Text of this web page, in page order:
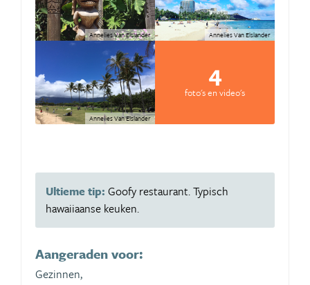
Annelies Van Elslander Annelies Van Elslander
Annelies Van Elslander
4
foto's en video's
Ultieme tip: Goofy restaurant. Typisch
hawaiiaanse keuken.
Aangeraden voor:
Gezinnen,